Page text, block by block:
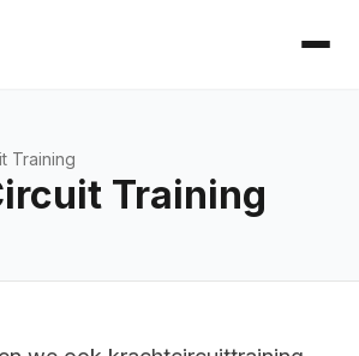
Training
Training